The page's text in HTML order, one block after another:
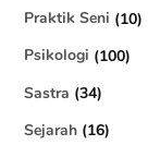
Praktik Seni (10)
Psikologi (100)
Sastra (34)
Sejarah (16)